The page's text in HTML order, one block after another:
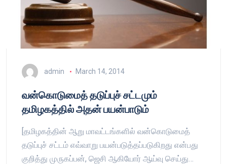
admin March 14, 2014
வன்கொடுமைத் தடுப்புச் சட்டமும்
தமிழகத்தில் அதன் பயன்பாடும்
[தமிழகத்தின் ஆறு மாவட்டங்களில் வன்கொடுமைத்
தடுப்புச் சட்டம் எவ்வாறு பயன்படுத்தப்படுகிறது என்பது
குறித்து முருகப்பன், ஜெசி ஆகியோர் ஆய்வு செய்து…